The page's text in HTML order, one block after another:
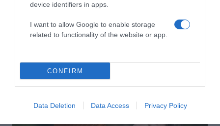
device identifiers in apps.
I want to allow Google to enable storage
related to functionality of the website or app.
CONFIRM
Data Deletion Data Access Privacy Policy
Citromos tiramisu recept limoncellóval